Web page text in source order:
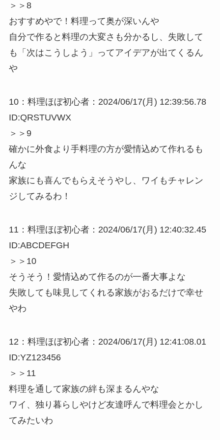
＞＞8
おすすめやで！料理って奥が深いんや
自分で作ると料理の大変さも分かるし、失敗して
も「次はこうしよう」ってアイデアが出てくるん
や
10：料理ほぼ初心者：2024/06/17(月) 12:39:56.78
ID:QRSTUVWX
＞＞9
確かに外食より手料理の方が愛情込めて作れるも
んな
家族にも喜んでもらえそうやし、ワイもチャレン
ジしてみるわ！
11：料理ほぼ初心者：2024/06/17(月) 12:40:32.45
ID:ABCDEFGH
＞＞10
そうそう！愛情込めて作るのが一番大事よな
失敗しても味見してくれる家族がおるだけで幸せ
やわ
12：料理ほぼ初心者：2024/06/17(月) 12:41:08.01
ID:YZ123456
＞＞11
料理を通して家族の絆も深まるんやな
ワイ、独り暮らしやけど友達呼んで料理会とかし
てみたいわ